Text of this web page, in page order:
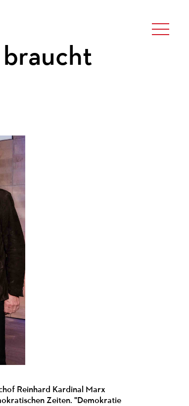
Reinhard Kardinal Marx
Zeiten. "Demokratie